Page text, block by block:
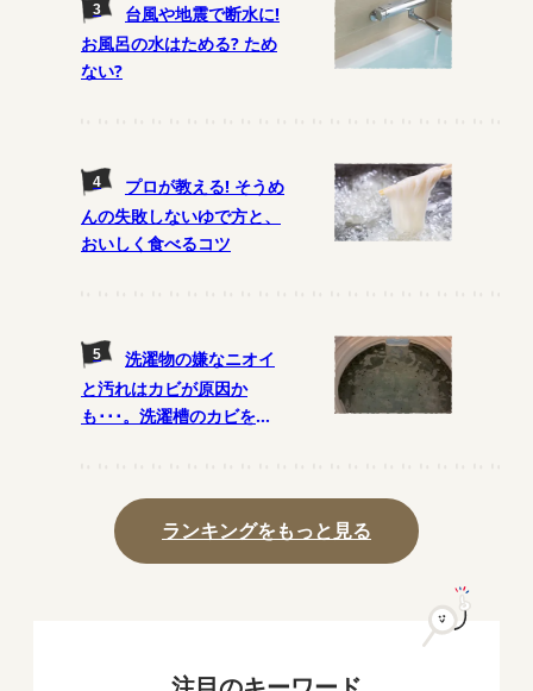
台風や地震で断水に!
お風呂の水はためる? ため
ない?
プロが教える! そうめ
んの失敗しないゆで方と、
おいしく食べるコツ
洗濯物の嫌なニオイ
と汚れはカビが原因か
も･･･。洗濯槽のカビを予
ランキングをもっと見る